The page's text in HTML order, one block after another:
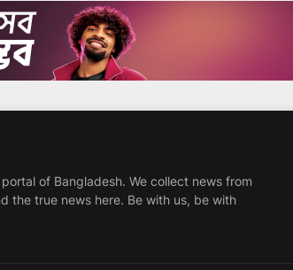
of Bangladesh. We collect news from
the true news here. Be with us, be with